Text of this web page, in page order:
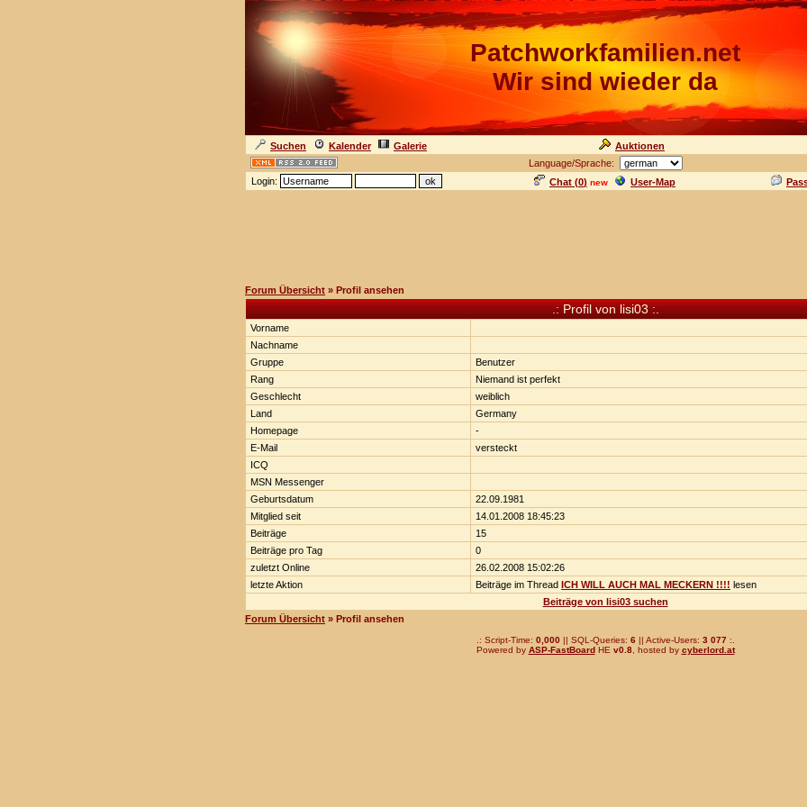
Patchworkfamilien.net
Wir sind wieder da
Suchen Kalender Galerie Auktionen
Language/Sprache:
Login:
Chat (0) new User-Map
Forum Übersicht » Profil ansehen
.: Profil von lisi03 :.
Vorname
Nachname
Gruppe
Benutzer
Rang
Niemand ist perfekt
Geschlecht
weiblich
Land
Germany
Homepage
-
E-Mail
versteckt
ICQ
MSN Messenger
Geburtsdatum
22.09.1981
Mitglied seit
14.01.2008 18:45:23
Beiträge
15
Beiträge pro Tag
0
zuletzt Online
26.02.2008 15:02:26
letzte Aktion
Beiträge im Thread ICH WILL AUCH MAL MECKERN !!!! lesen
Beiträge von lisi03 suchen
Forum Übersicht » Profil ansehen
.: Script-Time: 0,000|| SQL-Queries: 6|| Active-Users: 3 077:.
Powered by ASP-FastBoardHE v0.8, hosted by cyberlord.at